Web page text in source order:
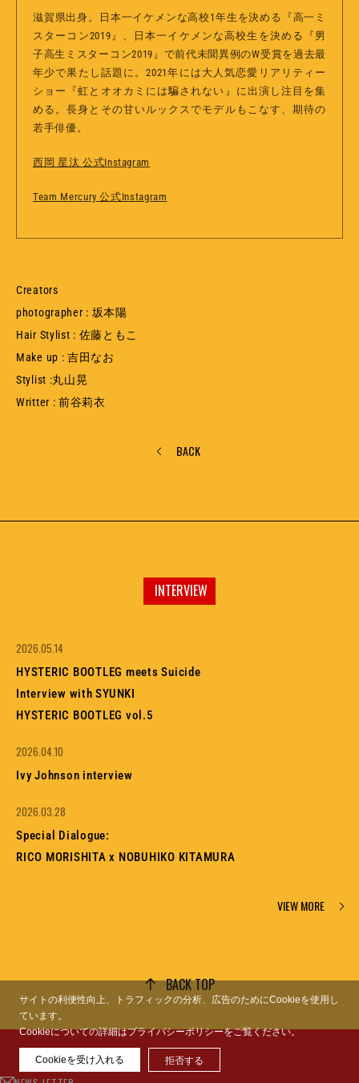
FEATURES STORE FINDER ONLINE STORE
滋賀県出身。日本一イケメンな高校1年生を決める『高一ミ
スターコン2019』、日本一イケメンな高校生を決める『男
子高生ミスターコン2019』で前代未聞異例のW受賞を過去最
年少で果たし話題に。2021年には大人気恋愛リアリティー
ショー『虹とオオカミには騙されない』に出演し注目を集
める。長身とその甘いルックスでモデルもこなす、期待の
若手俳優。
西岡 星汰 公式Instagram
Team Mercury 公式Instagram
Creators
photographer : 坂本陽
Hair Stylist : 佐藤ともこ
Make up : 吉田なお
Stylist :丸山晃
Writter : 前谷莉衣
BACK
INTERVIEW
2026.05.14
HYSTERIC BOOTLEG meets Suicide
Interview with SYUNKI
HYSTERIC BOOTLEG vol.5
2026.04.10
Ivy Johnson interview
2026.03.28
Special Dialogue:
RICO MORISHITA x NOBUHIKO KITAMURA
VIEW MORE
BACK TOP
サイトの利便性向上、トラフィックの分析、広告のためにCookieを使用し
ています。
Cookieについての詳細はプライバシーポリシーをご覧ください。
Cookieを受け入れる 拒否する